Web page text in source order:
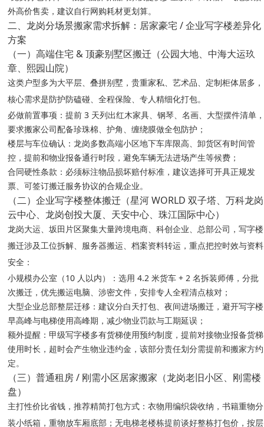
外高价售卖，建议自行网购耗材更划算。
二、龙岗分场景搬家需求拆解：居家豪宅 / 企业写字楼差异化
方案
（一）高端住宅 & 顶豪别墅区搬迁（公园大地、中海大运玖
章、熙园山院）
这类户型多为大平层、叠拼别墅，贵重家私、艺术品、定制柜体居多，
核心需求是防护防磕碰、全程保险、专人精细化打包。
必做前置事项：提前 3 天列出红木家具、钢琴、名画、大型摆件清单
要求搬家公司配备珍珠棉、护角、缠绕膜做全包防护；
楼层与车位确认：龙岗多数高端小区地下车库限高、卸货区有时间管
控，提前和物业报备通行时段，避免车辆无法进场产生等候费；
合同硬性条款：必须标注物品损坏赔付标准，建议选择可开具正规发
票、可签订搬迁服务协议的合规企业。
（二）企业写字楼整体搬迁（星河 WORLD 双子塔、万科龙岗
云中心、龙岗创投大厦、天安中心、珠江国际中心）
龙岗大运、坂田片区聚集大量跨境电商、科创企业、总部公司，写字楼
搬迁涉及工位拆解、服务器搬运、档案资料转运，重点把控时效与资料
安全：
小规模办公室（10 人以内）：选用 4.2 米货车 + 2 名拆装师傅，分批
次搬迁，优先搬运电脑、涉密文件，安排专人全程清点核对；
大型企业总部整层迁移：建议分白天打包、夜间进场搬迁，避开写字楼
早高峰与电梯使用高峰期，减少物业罚款与工期延误；
额外提醒：甲级写字楼多有货梯使用预约制度，提前对接物业报备货梯
使用时长，超时会产生物业违约金，该部分责任划分需提前和搬家方约
定。
（三）普通租房 / 刚需小区居家搬家（龙岗老旧小区、刚需楼
盘）
主打性价比省钱，推荐精简打包方式：衣物用编织袋收纳，书籍重物分
装小纸箱，重物放车厢底部；无电梯老楼栋提前谈好整栋打包价，按层